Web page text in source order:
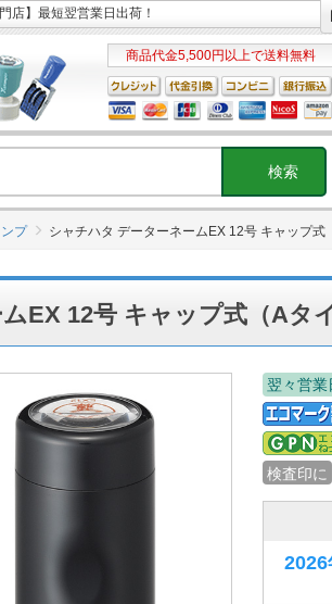
店】最短翌営業日出荷！
商品代金5,500円以上で送料無料
プ シャチハタ データーネームEX 12号 キャップ式
EX 12号 キャップ式（Aタイ
翌々営業
検査印に
2026